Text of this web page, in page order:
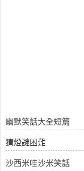
幽默笑話大全短篇
猜燈謎困難
沙西米哇沙米笑話